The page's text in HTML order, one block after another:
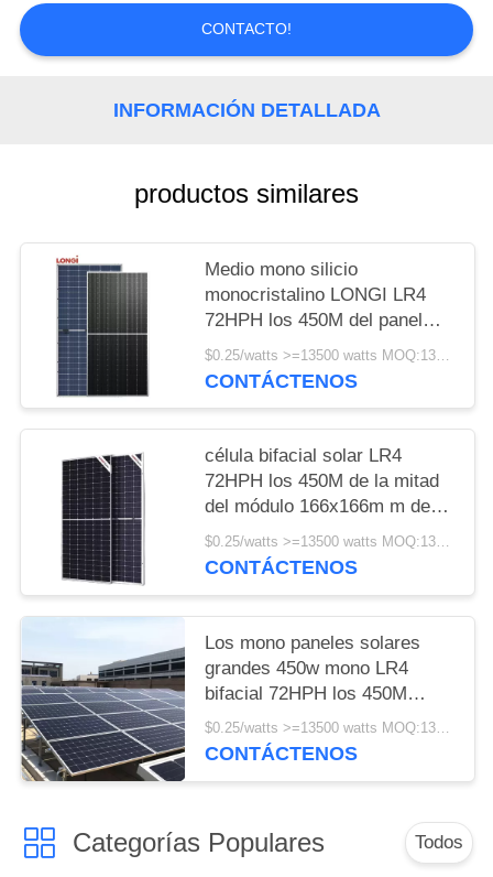
CONTACTO!
INFORMACIÓN DETALLADA
productos similares
Medio mono silicio
monocristalino LONGI LR4
72HPH los 450M del panel
solar de la célula 450w 25
años de garantía
CONTÁCTENOS
célula bifacial solar LR4
72HPH los 450M de la mitad
del módulo 166x166m m de
450w Longi
$0.25/watts >=13500 watts MOQ:13500 watts
CONTÁCTENOS
Los mono paneles solares
grandes 450w mono LR4
bifacial 72HPH los 450M
Wholesale de Longi
$0.25/watts >=13500 watts MOQ:13500 vatios
CONTÁCTENOS
Categorías Populares Todos